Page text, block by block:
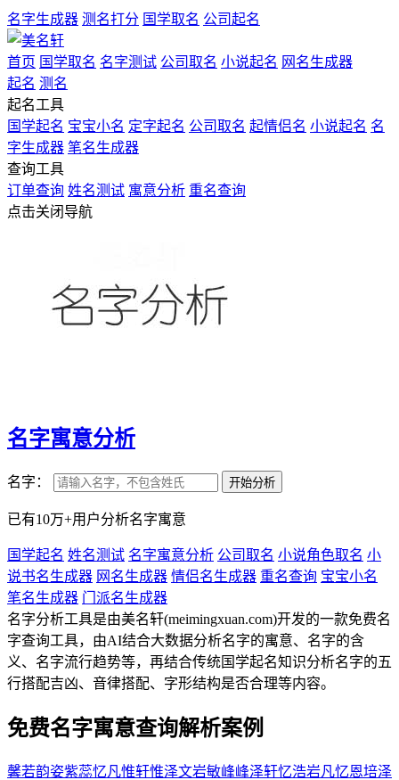
名字生成器 测名打分 国学取名 公司起名
首页 国学取名 名字测试 公司取名 小说起名 网名生成器
起名 测名
起名工具
国学起名 宝宝小名 定字起名 公司取名 起情侣名 小说起名 名
字生成器 笔名生成器
查询工具
订单查询 姓名测试 寓意分析 重名查询
点击关闭导航
名字寓意分析
名字： 开始分析
已有10万+用户分析名字寓意
国学起名 姓名测试 名字寓意分析 公司取名 小说角色取名 小
说书名生成器 网名生成器 情侣名生成器 重名查询 宝宝小名
笔名生成器 门派名生成器
名字分析工具是由美名轩(meimingxuan.com)开发的一款免费名
字查询工具，由AI结合大数据分析名字的寓意、名字的含
义、名字流行趋势等，再结合传统国学起名知识分析名字的五
行搭配吉凶、音律搭配、字形结构是否合理等内容。
免费名字寓意查询解析案例
馨若韵姿紫蕊忆凡惟轩惟泽文岩敏峰峰泽轩忆浩岩凡忆恩培泽